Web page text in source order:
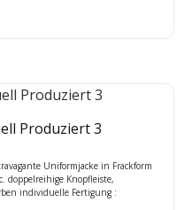
Metallknöpfen gold- bzw.
strapazierfähiger Stoff / Farbe
Produziert 3
Uniformjacke in Frackform
doppelreihige Knopfleiste,
individuelle Fertigung :